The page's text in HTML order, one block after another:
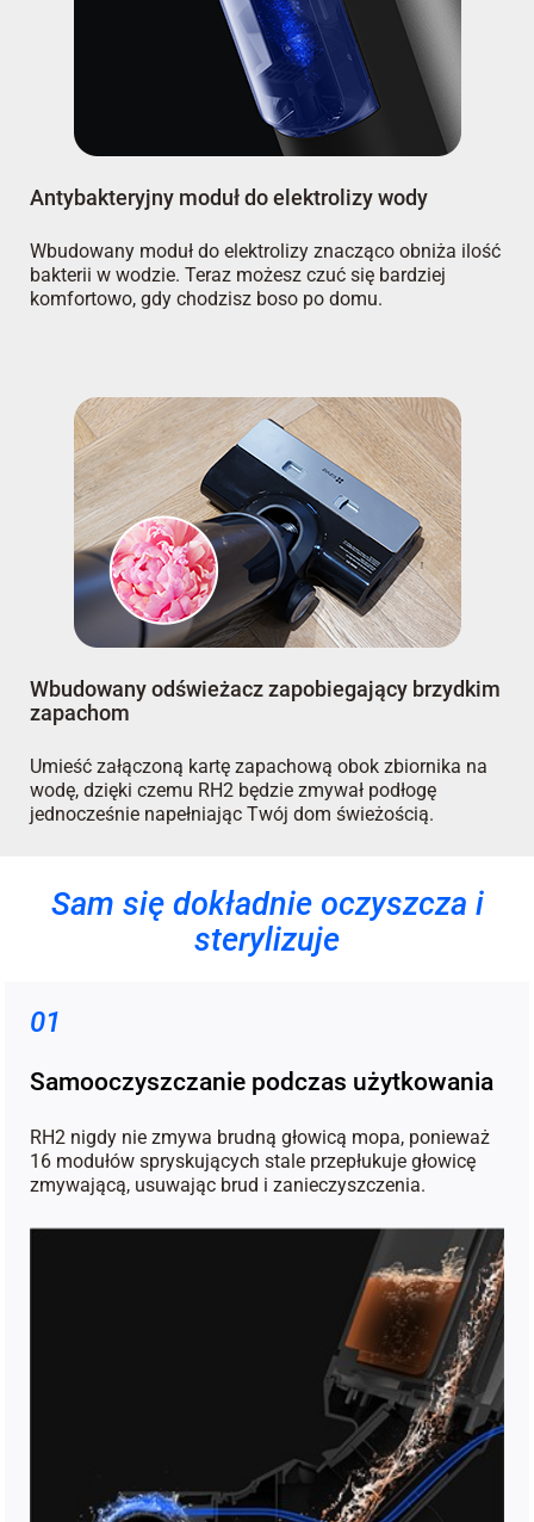
Antybakteryjny moduł do elektrolizy wody
Wbudowany moduł do elektrolizy znacząco obniża ilość
bakterii w wodzie. Teraz możesz czuć się bardziej
komfortowo, gdy chodzisz boso po domu.
Wbudowany odświeżacz zapobiegający brzydkim
zapachom
Umieść załączoną kartę zapachową obok zbiornika na
wodę, dzięki czemu RH2 będzie zmywał podłogę
jednocześnie napełniając Twój dom świeżością.
Sam się dokładnie oczyszcza i
sterylizuje
01
Samooczyszczanie podczas użytkowania
RH2 nigdy nie zmywa brudną głowicą mopa, ponieważ
16 modułów spryskujących stale przepłukuje głowicę
zmywającą, usuwając brud i zanieczyszczenia.